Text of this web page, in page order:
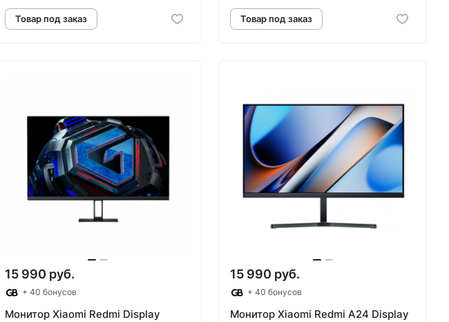
Товар под заказ Товар под заказ
15 990 руб.
+ 40 бонусов
Монитор Xiaomi Redmi Display
15 990 руб.
+ 40 бонусов
Монитор Xiaomi Redmi A24 Display